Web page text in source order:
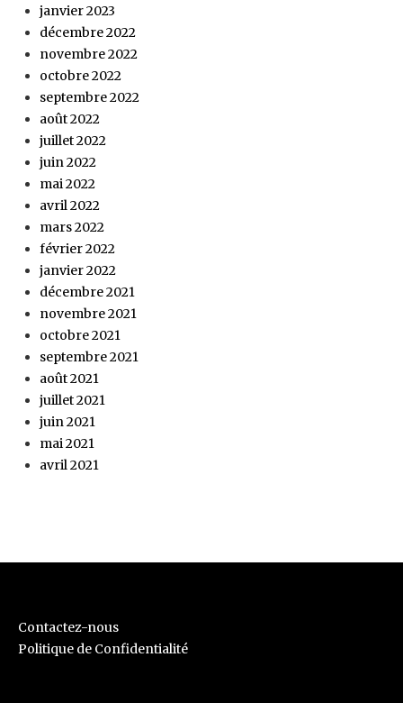
janvier 2023
décembre 2022
novembre 2022
octobre 2022
septembre 2022
août 2022
juillet 2022
juin 2022
mai 2022
avril 2022
mars 2022
février 2022
janvier 2022
décembre 2021
novembre 2021
octobre 2021
septembre 2021
août 2021
juillet 2021
juin 2021
mai 2021
avril 2021
Contactez-nous
Politique de Confidentialité